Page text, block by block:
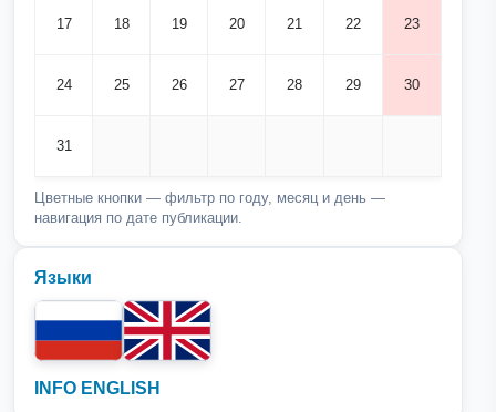
17 18 19 20 21 22 23
24 25 26 27 28 29 30
31
Цветные кнопки — фильтр по году, месяц и день —
навигация по дате публикации.
Языки
INFO ENGLISH